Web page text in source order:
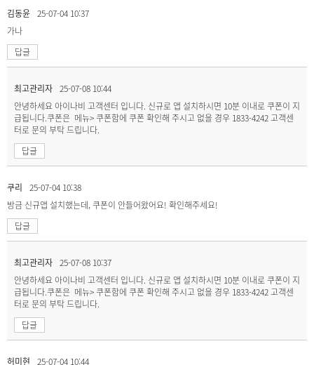
김동윤 25-07-04 10:37
가나
답글
최고관리자 25-07-08 10:44
안녕하세요 아이나비 고객센터 입니다. 신규로 앱 설치하시면 10분 이내로 쿠폰이 지
급됩니다.쿠폰은 메뉴> 쿠폰함에 쿠폰 확인해 주시고 없을 경우 1833-4242 고객센
터로 문의 부탁 드립니다.
답글
쿠리
25-07-04 10:38
방금 신규앱 설치했는데, 쿠폰이 안들어왔어요! 확인해주세요!
답글
최고관리자 25-07-08 10:37
안녕하세요 아이나비 고객센터 입니다. 신규로 앱 설치하시면 10분 이내로 쿠폰이 지
급됩니다.쿠폰은 메뉴> 쿠폰함에 쿠폰 확인해 주시고 없을 경우 1833-4242 고객센
터로 문의 부탁 드립니다.
답글
허미현 25-07-04 10:44